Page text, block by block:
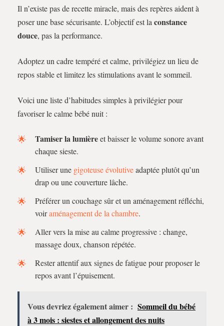
Il n’existe pas de recette miracle, mais des repères aident à
poser une base sécurisante. L’objectif est la constance
douce, pas la performance.
Adoptez un cadre tempéré et calme, privilégiez un lieu de
repos stable et limitez les stimulations avant le sommeil.
Voici une liste d’habitudes simples à privilégier pour
favoriser le calme bébé nuit :
Tamiser la lumièreet baisser le volume sonore avant
chaque sieste.
Utiliser une gigoteuse évolutiveadaptée plutôt qu’un
drap ou une couverture lâche.
Préférer un couchage sûr et un aménagement réfléchi,
voiraménagement de la chambre.
Aller vers la mise au calme progressive : change,
massage doux, chanson répétée.
Rester attentif aux signes de fatigue pour proposer le
repos avant l’épuisement.
Vous devriez également aimer : Sommeil du bébé
à 3 mois : siestes et allongement des nuits